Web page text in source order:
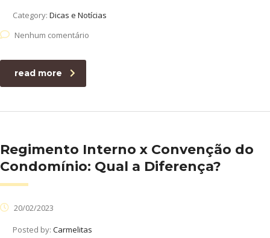
Category: Dicas e Notícias
Nenhum comentário
read more
Regimento Interno x Convenção do
Condomínio: Qual a Diferença?
20/02/2023
Posted by: Carmelitas